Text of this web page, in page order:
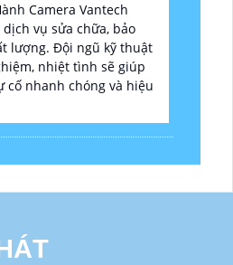
Camera Vantech
vụ sửa chữa, bảo
lượng. Đội ngũ kỹ thuật
nhiệt tình sẽ giúp
cố nhanh chóng và hiệu